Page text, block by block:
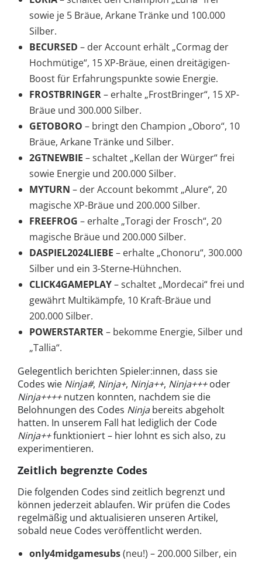
sowie je 5 Bräue, Arkane Tränke und 100.000
Silber.
BECURSED – der Account erhält „Cormag der
Hochmütige“, 15 XP-Bräue, einen dreitägigen-
Boost für Erfahrungspunkte sowie Energie.
FROSTBRINGER– erhalte „FrostBringer“, 15 XP-
Bräue und 300.000 Silber.
GETOBORO – bringt den Champion „Oboro“, 10
Bräue, Arkane Tränke und Silber.
2GTNEWBIE – schaltet „Kellan der Würger“ frei
sowie Energie und 200.000 Silber.
MYTURN – der Account bekommt „Alure“, 20
magische XP-Bräue und 200.000 Silber.
FREEFROG – erhalte „Toragi der Frosch“, 20
magische Bräue und 200.000 Silber.
DASPIEL2024LIEBE – erhalte „Chonoru“, 300.000
Silber und ein 3-Sterne-Hühnchen.
CLICK4GAMEPLAY– schaltet „Mordecai“ frei und
gewährt Multikämpfe, 10 Kraft-Bräue und
200.000 Silber.
POWERSTARTER– bekomme Energie, Silber und
„Tallia“.
Gelegentlich berichten Spieler:innen, dass sie
Codes wie Ninja#, Ninja+, Ninja++, Ninja+++oder
Ninja++++nutzen konnten, nachdem sie die
Belohnungen des Codes Ninjabereits abgeholt
hatten. In unserem Fall hat lediglich der Code
Ninja++funktioniert – hier lohnt es sich also, zu
experimentieren.
Zeitlich begrenzte Codes
Die folgenden Codes sind zeitlich begrenzt und
können jederzeit ablaufen. Wir prüfen die Codes
regelmäßig und aktualisieren unseren Artikel,
sobald neue Codes veröffentlicht werden.
only4midgamesubs(neu!) – 200.000 Silber, ein